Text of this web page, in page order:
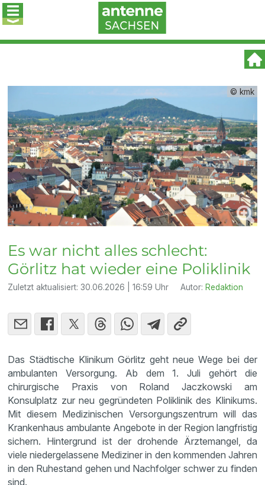
© kmk
Es war nicht alles schlecht:
Görlitz hat wieder eine Poliklinik
Zuletzt aktualisiert:30.06.2026 | 16:59 Uhr Autor: Redaktion
Das Städtische Klinikum Görlitz geht neue Wege bei der
ambulanten Versorgung. Ab dem 1. Juli gehört die
chirurgische Praxis von Roland Jaczkowski am
Konsulplatz zur neu gegründeten Poliklinik des Klinikums.
Mit diesem Medizinischen Versorgungszentrum will das
Krankenhaus ambulante Angebote in der Region langfristig
sichern. Hintergrund ist der drohende Ärztemangel, da
viele niedergelassene Mediziner in den kommenden Jahren
in den Ruhestand gehen und Nachfolger schwer zu finden
sind.